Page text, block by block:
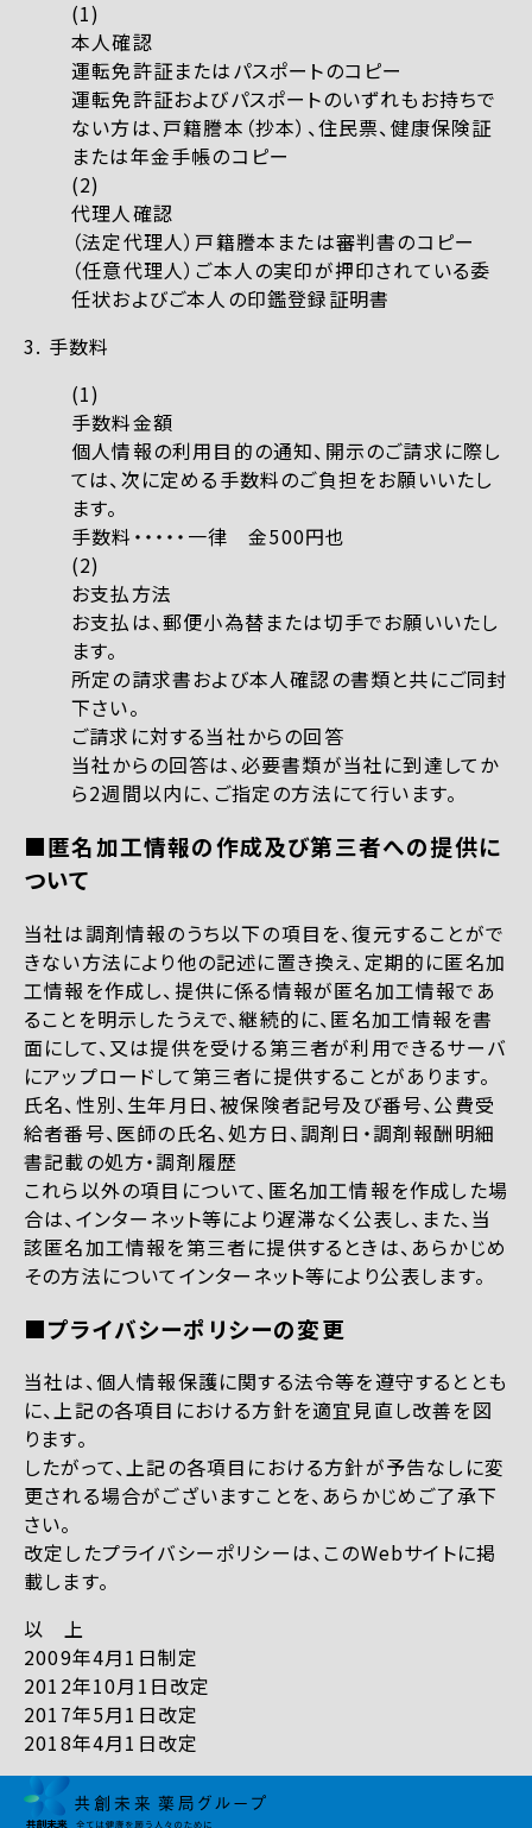
本人確認
運転免許証またはパスポートのコピー
運転免許証およびパスポートのいずれもお持ちで
ない方は、戸籍謄本（抄本）、住民票、健康保険証
または年金手帳のコピー
代理人確認
（法定代理人）戸籍謄本または審判書のコピー
（任意代理人）ご本人の実印が押印されている委
任状およびご本人の印鑑登録証明書
3. 手数料
手数料金額
個人情報の利用目的の通知、開示のご請求に際し
ては、次に定める手数料のご負担をお願いいたし
ます。
手数料・・・・・一律 金500円也
お支払方法
お支払は、郵便小為替または切手でお願いいたし
ます。
所定の請求書および本人確認の書類と共にご同封
下さい。
ご請求に対する当社からの回答
当社からの回答は、必要書類が当社に到達してか
ら2週間以内に、ご指定の方法にて行います。
■匿名加工情報の作成及び第三者への提供に
ついて
当社は調剤情報のうち以下の項目を、復元することがで
きない方法により他の記述に置き換え、定期的に匿名加
工情報を作成し、提供に係る情報が匿名加工情報であ
ることを明示したうえで、継続的に、匿名加工情報を書
面にして、又は提供を受ける第三者が利用できるサーバ
にアップロードして第三者に提供することがあります。
氏名、性別、生年月日、被保険者記号及び番号、公費受
給者番号、医師の氏名、処方日、調剤日・調剤報酬明細
書記載の処方・調剤履歴
これら以外の項目について、匿名加工情報を作成した場
合は、インターネット等により遅滞なく公表し、また、当
該匿名加工情報を第三者に提供するときは、あらかじめ
その方法についてインターネット等により公表します。
■プライバシーポリシーの変更
当社は、個人情報保護に関する法令等を遵守するととも
に、上記の各項目における方針を適宜見直し改善を図
ります。
したがって、上記の各項目における方針が予告なしに変
更される場合がございますことを、あらかじめご了承下
さい。
改定したプライバシーポリシーは、このWebサイトに掲
載します。
以 上
2009年4月1日制定
2012年10月1日改定
2017年5月1日改定
2018年4月1日改定